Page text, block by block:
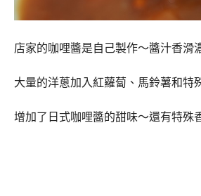
店家的咖哩醬是自己製作～醬汁香滑
大量的洋蔥加入紅蘿蔔、馬鈴薯和特
增加了日式咖哩醬的甜味～還有特殊